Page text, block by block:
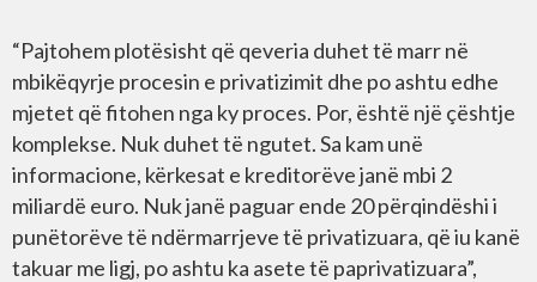
“Pajtohem plotësisht që qeveria duhet të marr në
mbikëqyrje procesin e privatizimit dhe po ashtu edhe
mjetet që fitohen nga ky proces. Por, është një çështje
komplekse. Nuk duhet të ngutet. Sa kam unë
informacione, kërkesat e kreditorëve janë mbi 2
miliardë euro. Nuk janë paguar ende 20 përqindëshi i
punëtorëve të ndërmarrjeve të privatizuara, që iu kanë
takuar me ligj, po ashtu ka asete të paprivatizuara”,